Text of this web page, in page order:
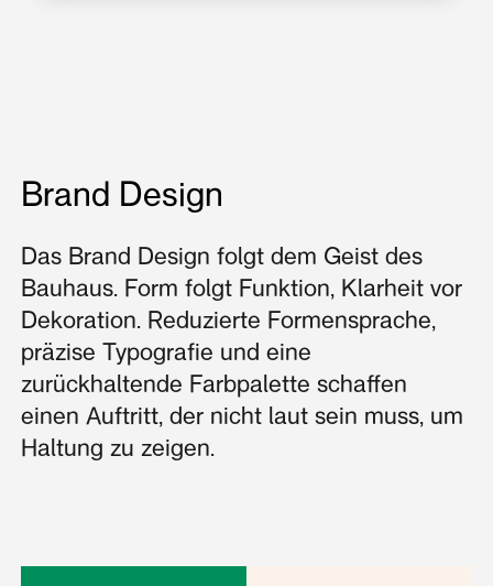
Brand Design
Das Brand Design folgt dem Geist des
Bauhaus. Form folgt Funktion, Klarheit vor
Dekoration. Reduzierte Formensprache,
präzise Typografie und eine
zurückhaltende Farbpalette schaffen
einen Auftritt, der nicht laut sein muss, um
Haltung zu zeigen.